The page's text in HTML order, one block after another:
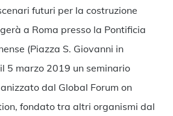
futuri per la costruzione
a Roma presso la Pontificia
(Piazza S. Giovanni in
5 marzo 2019 un seminario
dal Global Forum on
fondato tra altri organismi dal